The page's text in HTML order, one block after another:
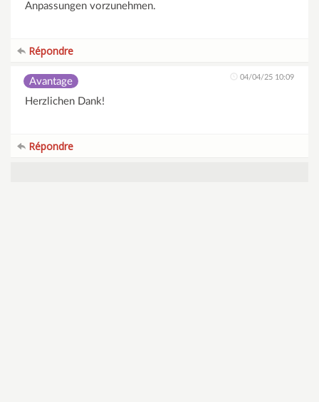
Anpassungen vorzunehmen.
Répondre
Avantage 04/04/25 10:09
Herzlichen Dank!
Répondre